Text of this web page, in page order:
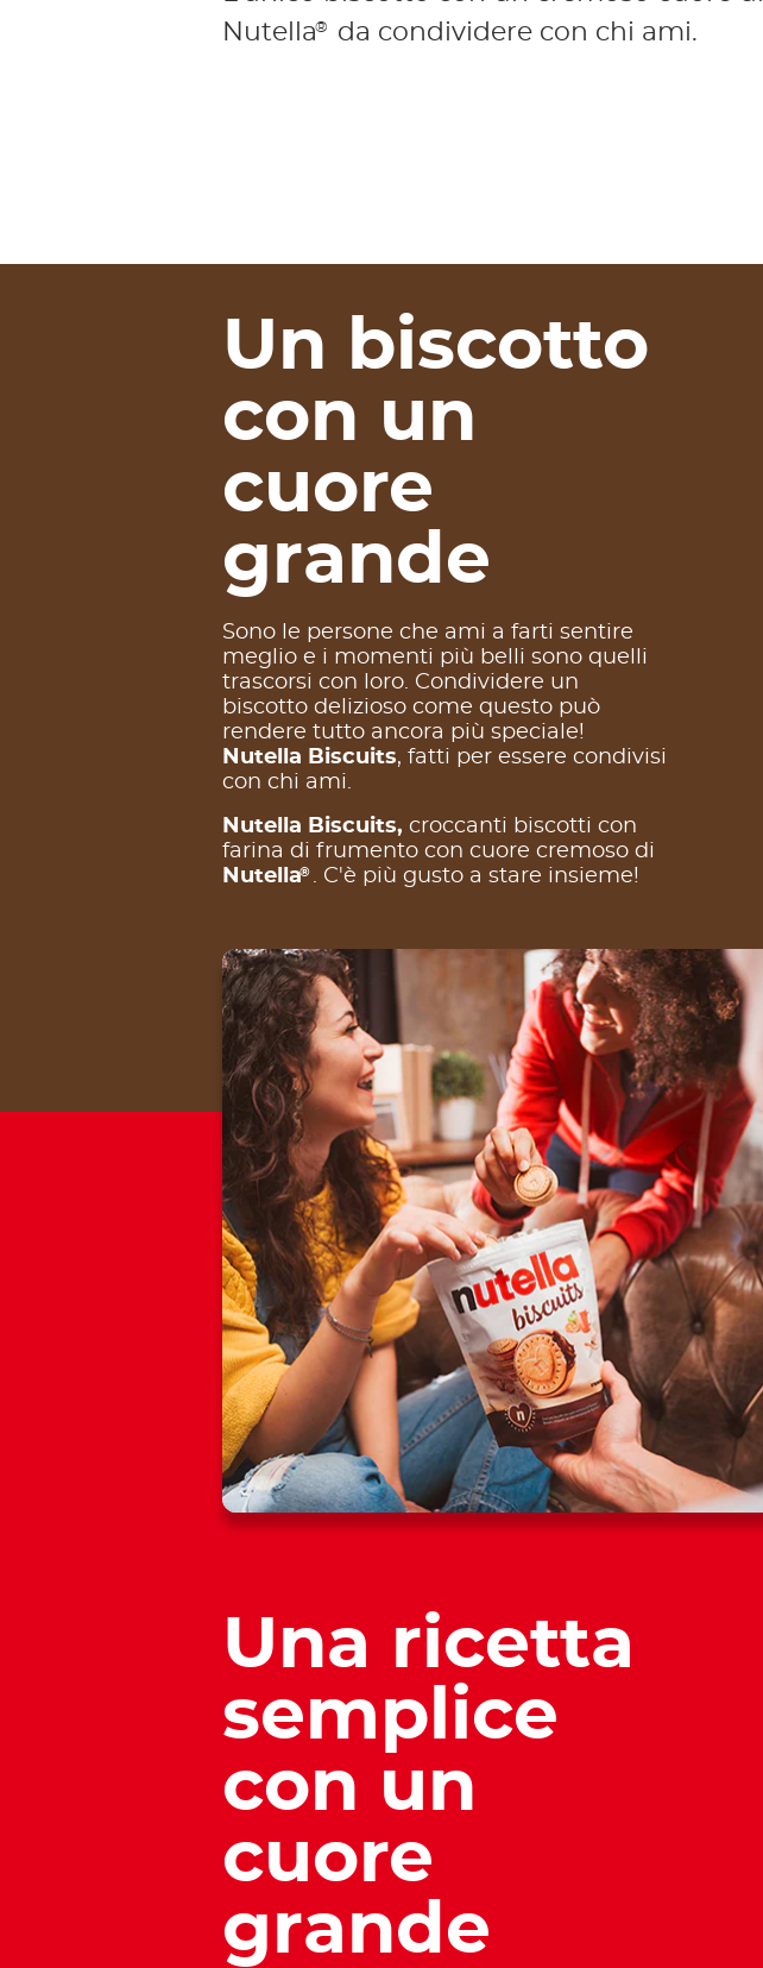
Nutella® da condividere con chi ami.
Un biscotto
con un
cuore
grande
Sono le persone che ami a farti sentire
meglio e i momenti più belli sono quelli
trascorsi con loro. Condividere un
biscotto delizioso come questo può
rendere tutto ancora più speciale!
Nutella Biscuits, fatti per essere condivisi
con chi ami.
Nutella Biscuits, croccanti biscotti con
farina di frumento con cuore cremoso di
Nutella® . C'è più gusto a stare insieme!
Una ricetta
semplice
con un
cuore
grande